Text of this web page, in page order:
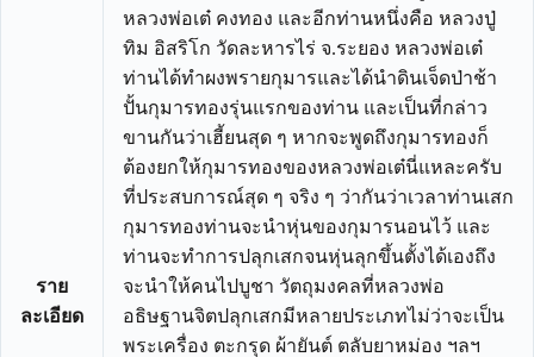
ราย
ละเอียด
หลวงพ่อเต๋ คงทอง และอีกท่านหนึ่งคือ หลวงปู่
ทิม อิสริโก วัดละหารไร่ จ.ระยอง หลวงพ่อเต๋
ท่านได้ทำผงพรายกุมารและได้นำดินเจ็ดป่าช้า
ปั้นกุมารทองรุ่นแรกของท่าน และเป็นที่กล่าว
ขานกันว่าเฮี้ยนสุด ๆ หากจะพูดถึงกุมารทองก็
ต้องยกให้กุมารทองของหลวงพ่อเต๋นี่แหละครับ
ที่ประสบการณ์สุด ๆ จริง ๆ ว่ากันว่าเวลาท่านเสก
กุมารทองท่านจะนำหุ่นของกุมารนอนไว้ และ
ท่านจะทำการปลุกเสกจนหุ่นลุกขึ้นตั้งได้เองถึง
จะนำให้คนไปบูชา วัตถุมงคลที่หลวงพ่อ
อธิษฐานจิตปลุกเสกมีหลายประเภทไม่ว่าจะเป็น
พระเครื่อง ตะกรุด ผ้ายันต์ ตลับยาหม่อง ฯลฯ